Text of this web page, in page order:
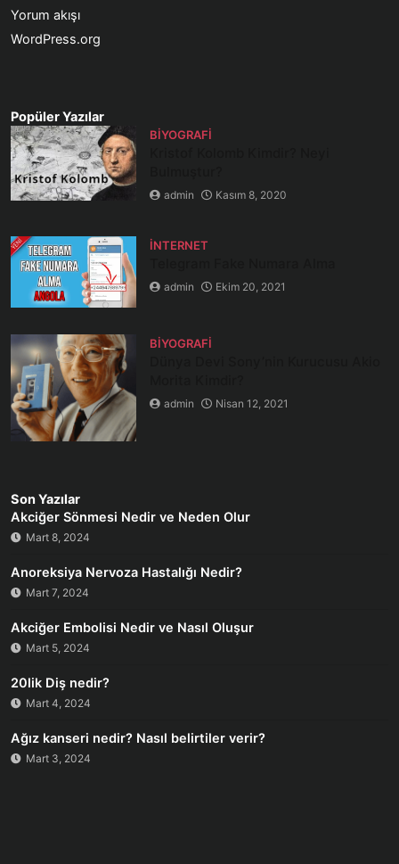
Yorum akışı
WordPress.org
Popüler Yazılar
BIYOGRAFI
admin Kasım 8, 2020
İNTERNET
admin Ekim 20, 2021
BIYOGRAFI
admin Nisan 12, 2021
Son Yazılar
Akciğer Sönmesi Nedir ve Neden Olur
Mart 8, 2024
Anoreksiya Nervoza Hastalığı Nedir?
Mart 7, 2024
Akciğer Embolisi Nedir ve Nasıl Oluşur
Mart 5, 2024
20lik Diş nedir?
Mart 4, 2024
Ağız kanseri nedir? Nasıl belirtiler verir?
Mart 3, 2024